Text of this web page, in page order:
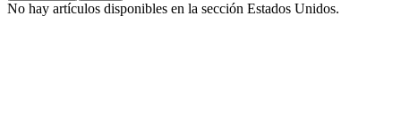
No hay artículos disponibles en la sección Estados Unidos.